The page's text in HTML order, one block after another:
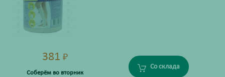
381 ₽
Соберём во вторник
Со склада